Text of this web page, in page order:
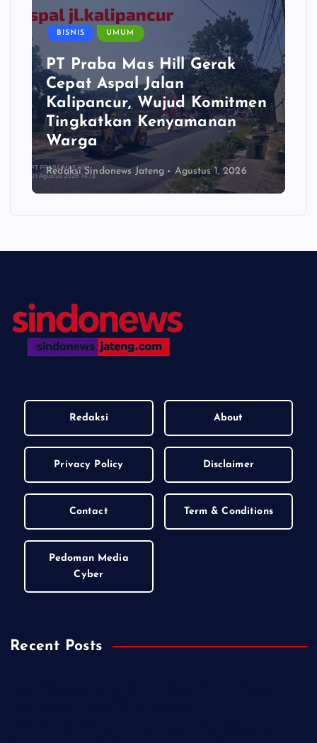
BISNIS UMUM
PT Praba Mas Hill Gerak
Cepat Aspal Jalan
Kalipancur, Wujud Komitmen
Tingkatkan Kenyamanan
Warga
Redaksi Sindonews Jateng Agustus 1, 2026
Redaksi About
Privacy Policy Disclaimer
Contact Term & Conditions
Pedoman Media
Cyber
Recent Posts